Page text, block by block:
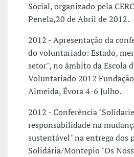
Social, organizado pela
Penela,20 de Abril de 2012.
2012 - Apresentação da
do voluntariado: Estado,
setor", no âmbito da Escola
Voluntariado 2012
Almeida, Évora 4-6 Julho.
2012 - Conferência
responsabilidade na
sustentável" na entrega dos
Solidária/Montepio "Os